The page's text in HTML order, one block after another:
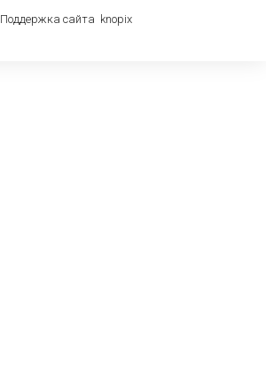
Поддержка сайта knopix